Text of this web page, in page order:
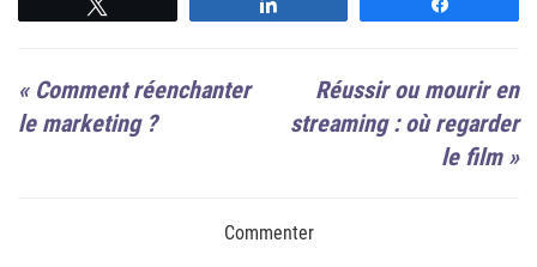
« Comment réenchanter
le marketing ?
Réussir ou mourir en
streaming : où regarder
le film»
Commenter